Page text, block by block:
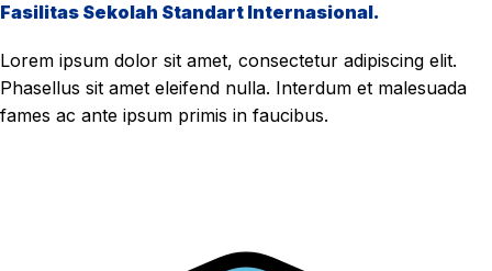
Fasilitas Sekolah Standart Internasional.
Lorem ipsum dolor sit amet, consectetur adipiscing elit.
Phasellus sit amet eleifend nulla. Interdum et malesuada
fames ac ante ipsum primis in faucibus.